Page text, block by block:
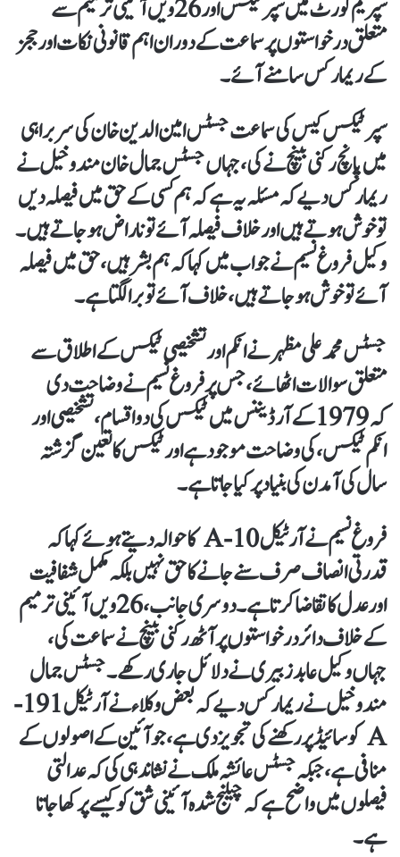
سپریم کورٹ میں سپر ٹیکس اور 26ویں آئینی ترمیم سے
متعلق درخواستوں پر سماعت کے دوران اہم قانونی نکات اور ججز
کے ریمارکس سامنے آئے۔
سپر ٹیکس کیس کی سماعت جسٹس امین الدین خان کی سربراہی
میں پانچ رکنی بینچ نے کی، جہاں جسٹس جمال خان مندوخیل نے
ریمارکس دیے کہ مسئلہ یہ ہے کہ ہم کسی کے حق میں فیصلہ دیں
تو خوش ہوتے ہیں اور خلاف فیصلہ آئے تو ناراض ہو جاتے ہیں۔
وکیل فروغ نسیم نے جواب میں کہا کہ ہم بشر ہیں، حق میں فیصلہ
آئے تو خوش ہو جاتے ہیں، خلاف آئے تو برا لگتا ہے۔
جسٹس محمد علی مظہر نے انکم اور تشخیصی ٹیکس کے اطلاق سے
متعلق سوالات اٹھائے، جس پر فروغ نسیم نے وضاحت دی
کہ 1979 کے آرڈیننس میں ٹیکس کی دو اقسام، تشخیصی اور
انکم ٹیکس، کی وضاحت موجود ہے اور ٹیکس کا تعین گزشتہ
سال کی آمدن کی بنیاد پر کیا جاتا ہے۔
فروغ نسیم نے آرٹیکل 10-A کا حوالہ دیتے ہوئے کہا کہ
قدرتی انصاف صرف سنے جانے کا حق نہیں بلکہ مکمل شفافیت
اور عدل کا تقاضا کرتا ہے۔ دوسری جانب، 26ویں آئینی ترمیم
کے خلاف دائر درخواستوں پر آٹھ رکنی بینچ نے سماعت کی،
جہاں وکیل عابد زبیری نے دلائل جاری رکھے۔ جسٹس جمال
مندوخیل نے ریمارکس دیے کہ بعض وکلاء نے آرٹیکل 191-
A کو سائیڈ پر رکھنے کی تجویز دی ہے، جو آئین کے اصولوں کے
منافی ہے، جبکہ جسٹس عائشہ ملک نے نشاندہی کی کہ عدالتی
فیصلوں میں واضح ہے کہ چیلنج شدہ آئینی شق کو کیسے پرکھا جاتا
ہے۔